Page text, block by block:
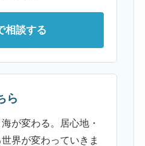
相談する
ら
が変わる。居心地・
界が変わっていきま